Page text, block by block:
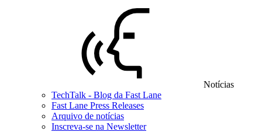
Notícias
TechTalk - Blog da Fast Lane
Fast Lane Press Releases
Arquivo de notícias
Inscreva-se na Newsletter